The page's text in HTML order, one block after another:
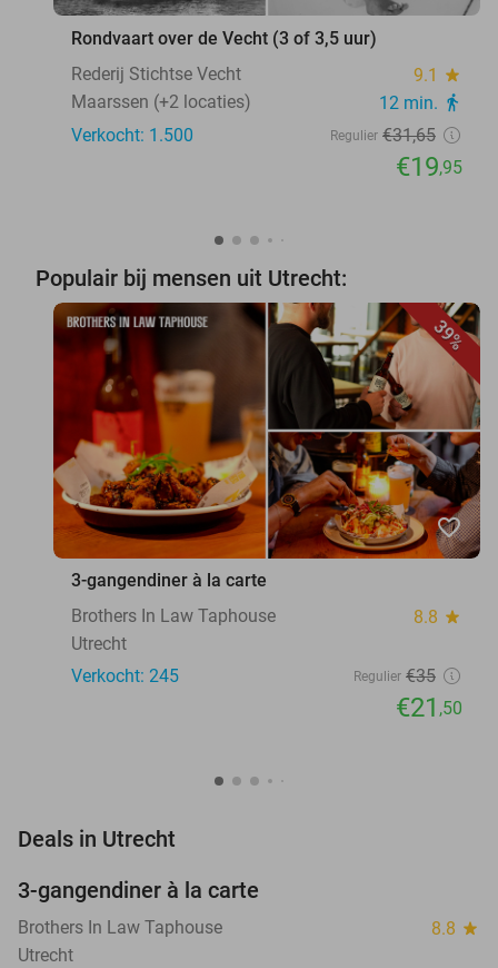
Rondvaart over de Vecht (3 of 3,5 uur)
Rederij Stichtse Vecht
9.1 star
Maarssen (+2 locaties) 12 min. directions_walk
Verkocht: 1.500 Regulier €31,65
€19,95
Populair bij mensen uit Utrecht:
39%
favorite_border
3-gangendiner à la carte
Brothers In Law Taphouse
8.8 star
Utrecht
Verkocht: 245
Regulier €35
€21 ,50
Deals in Utrecht
3-gangendiner à la carte
Brothers In Law Taphouse 8.8 star
Utrecht